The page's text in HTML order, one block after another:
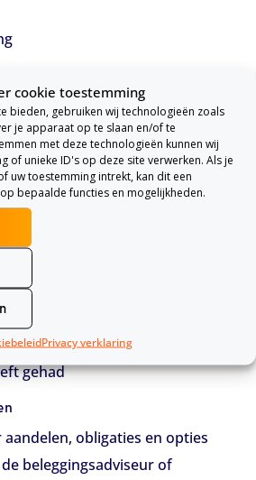
cookie toestemming
bieden, gebruiken wij technologieën zoals
je apparaat op te slaan en/of te
met deze technologieën kunnen wij
of unieke ID's op deze site verwerken. Als je
uw toestemming intrekt, kan dit een
bepaalde functies en mogelijkheden.
Privacy verklaring
door een ongeval op werk
krijgt door de schuld
krijgt door fouten van een arts
overhoudt aan een ongeluk
ander in uw auto, mits deze uw
gehad
obligaties en opties
beleggingsadviseur of